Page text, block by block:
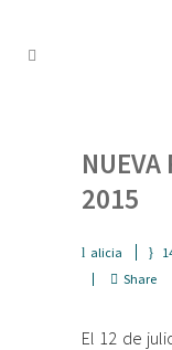
NUEVA
2015
alicia
Share
El 12 de